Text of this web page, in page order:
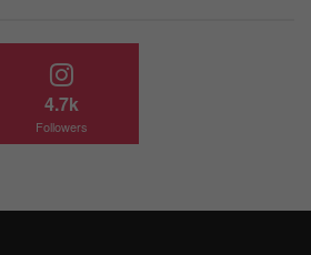
4.7k
Followers